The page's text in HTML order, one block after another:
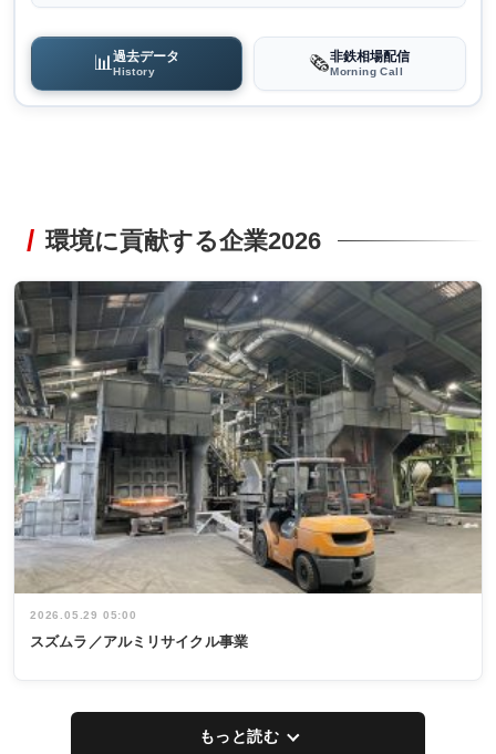
📊過去データ
History 🗞️非鉄相場配信
Morning Call
環境に貢献する企業2026
2026.05.29 05:00
スズムラ／アルミリサイクル事業
もっと読む